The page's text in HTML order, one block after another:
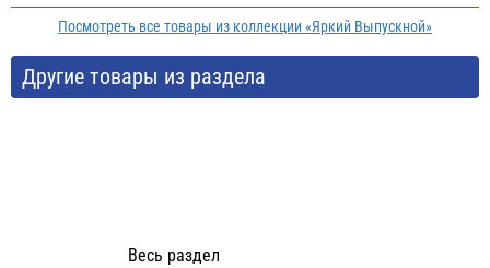
Посмотреть все товары из коллекции «Яркий Выпускной»
Другие товары из раздела
Весь раздел